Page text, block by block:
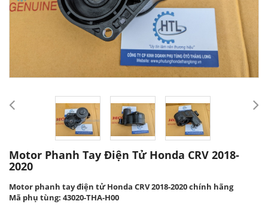
Motor Phanh Tay Điện Tử Honda CRV 2018-
2020
Motor phanh tay điện tử Honda CRV 2018-2020 chính hãng
Mã phụ tùng: 43020-THA-H00